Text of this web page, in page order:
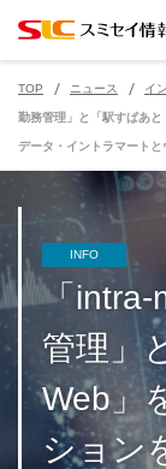
ページの現在位置
TOP ニュース イ
勤務管理」と「駅すぱあ
データ・イントラマート
「intra-
管理」
Web」
ション
INFO